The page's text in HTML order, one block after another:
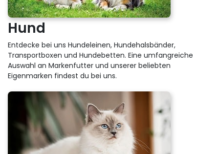
Hund
Entdecke bei uns Hundeleinen, Hundehalsbänder,
Transportboxen und Hundebetten. Eine umfangreiche
Auswahl an Markenfutter und unserer beliebten
Eigenmarken findest du bei uns.